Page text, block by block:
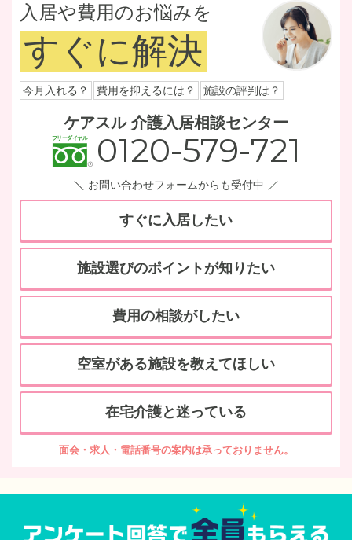
入居や費用のお悩みを
すぐに解決
今月入れる？ 費用を抑えるには？ 施設の評判は？
ケアスル 介護入居相談センター
0120-579-721
お問い合わせフォームからも受付中
すぐに入居したい
施設選びのポイントが知りたい
費用の相談がしたい
空室がある施設を教えてほしい
在宅介護と迷っている
面会・求人・電話番号の案内は承っておりません。